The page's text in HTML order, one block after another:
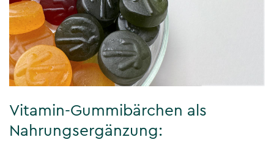
Vitamin-Gummibärchen als
Nahrungsergänzung: